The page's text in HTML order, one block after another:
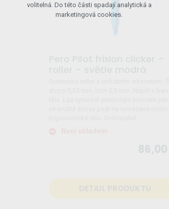
Odmítnout vše
volitelná. Do této části spadají analytická a
marketingová cookies.